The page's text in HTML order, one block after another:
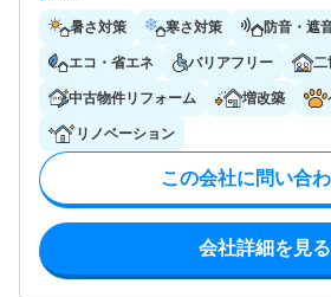
暑さ対策 寒さ対策 防音・遮
エコ・省エネ バリアフリー 二
中古物件リフォーム 増改築
リノベーション
この会社に問い合
会社詳細を見る